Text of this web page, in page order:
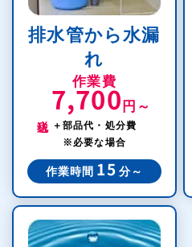
排水管から水漏
れ
作業費
7,700 円～
＋部品代・処分費
※必要な場合
作業時間 15 分～